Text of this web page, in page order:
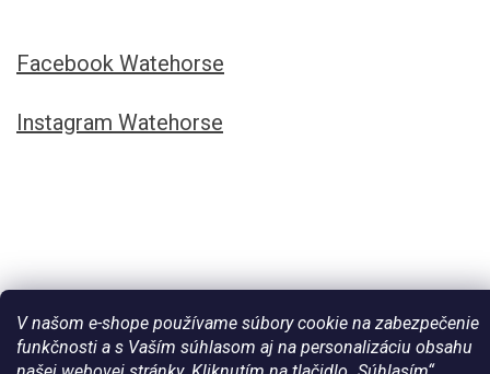
V našom e-shope používame súbory cookie na zabezpečenie
funkčnosti a s Vaším súhlasom aj na personalizáciu obsahu
Facebook Watehorse
Instagram Watehorse